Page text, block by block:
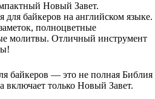
Новый Завет.
для байкеров на английском языке.
полноцветные
молитвы. Отличный инструмент
байкеров — это не полная Библия
только Новый Завет.